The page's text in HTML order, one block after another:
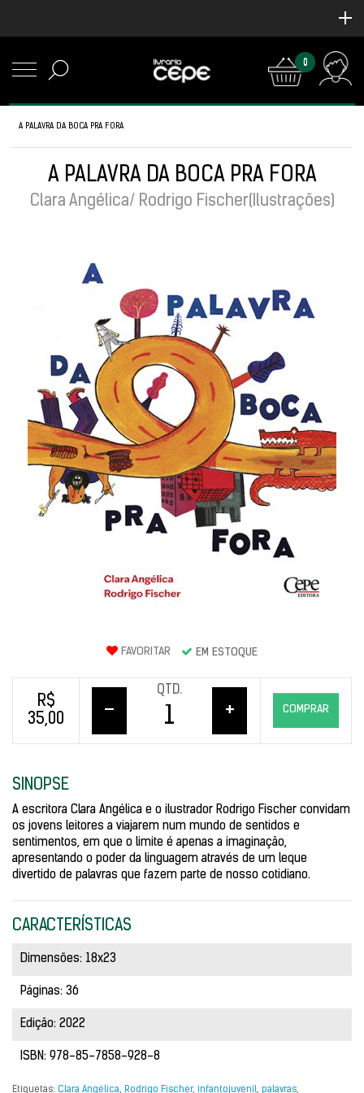
0
A PALAVRA DA BOCA PRA FORA
A PALAVRA DA BOCA PRA FORA
Clara Angélica/ Rodrigo Fischer(Ilustrações)
FAVORITAR EM ESTOQUE
R$
35,00
–
QTD.
+ COMPRAR
SINOPSE
A escritora Clara Angélica e o ilustrador Rodrigo Fischer convidam
os jovens leitores a viajarem num mundo de sentidos e
sentimentos, em que o limite é apenas a imaginação,
apresentando o poder da linguagem através de um leque
divertido de palavras que fazem parte de nosso cotidiano.
CARACTERÍSTICAS
Dimensões: 18x23
Páginas: 36
Edição: 2022
ISBN: 978-85-7858-928-8
Etiquetas: Clara Angélica, Rodrigo Fischer, infantojuvenil, palavras,